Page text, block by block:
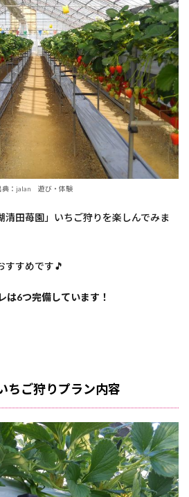
典：jalan 遊び・体験
清田苺園」いちご狩りを楽しんでみま
すすめです🎵
は6つ完備しています！
ちご狩りプラン内容